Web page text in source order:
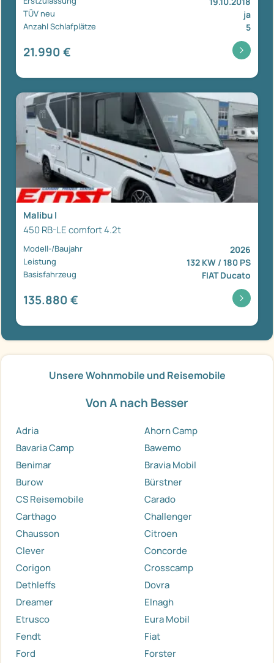
TÜV neu ja
Anzahl Schlafplätze 5
21.990 €
Malibu I
450 RB-LE comfort 4.2t
Modell-/Baujahr 2026
Leistung 132 KW / 180 PS
Basisfahrzeug FIAT Ducato
135.880 €
Unsere Wohnmobile und Reisemobile
Von A nach Besser
Adria
Ahorn Camp
Bavaria Camp
Bawemo
Benimar
Bravia Mobil
Burow
Bürstner
CS Reisemobile
Carado
Carthago
Challenger
Chausson
Citroen
Clever
Concorde
Corigon
Crosscamp
Dethleffs
Dovra
Dreamer
Elnagh
Etrusco
Eura Mobil
Fendt
Fiat
Ford
Forster